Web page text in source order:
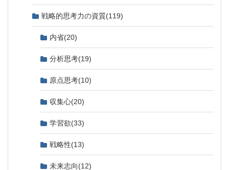
戦略的思考力の資質(119)
内省(20)
分析思考(19)
原点思考(10)
収集心(20)
学習欲(33)
戦略性(13)
未来志向(12)